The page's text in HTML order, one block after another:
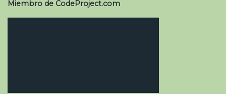
Miembro de CodeProject.com